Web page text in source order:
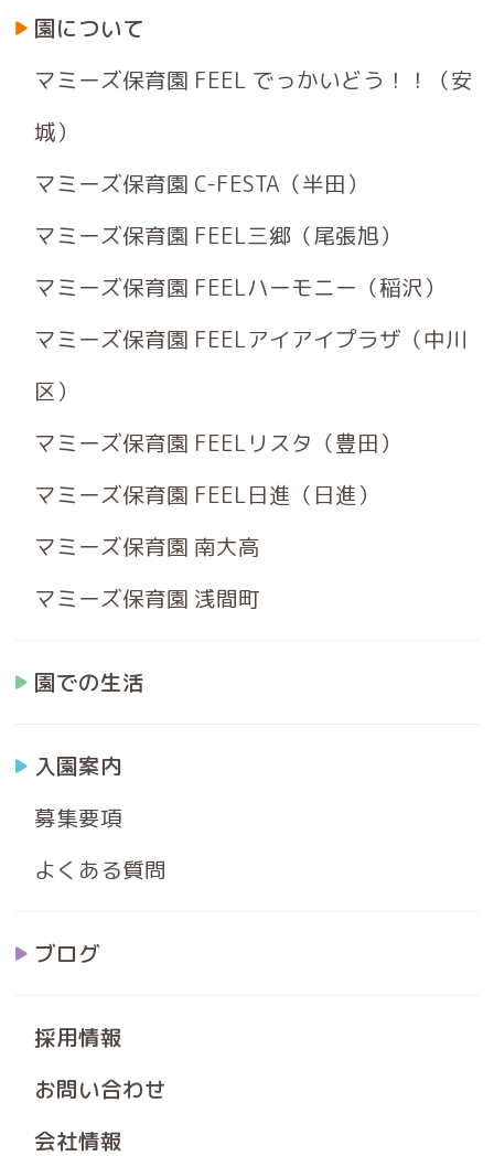
園について
マミーズ保育園 FEEL でっかいどう！！（安
城）
マミーズ保育園 C-FESTA（半田）
マミーズ保育園 FEEL三郷（尾張旭）
マミーズ保育園 FEELハーモニー（稲沢）
マミーズ保育園 FEELアイアイプラザ（中川
区）
マミーズ保育園 FEELリスタ（豊田）
マミーズ保育園 FEEL日進（日進）
マミーズ保育園 南大高
マミーズ保育園 浅間町
園での生活
入園案内
募集要項
よくある質問
ブログ
採用情報
お問い合わせ
会社情報